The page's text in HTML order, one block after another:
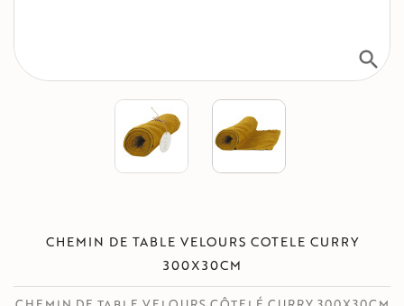
search
CHEMIN DE TABLE VELOURS COTELE CURRY
300X30CM